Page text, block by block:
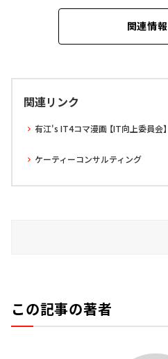
関連情報
関連リンク
有江's IT4コマ漫画 【IT向上委員会】
ケーティーコンサルティング
この記事の著者